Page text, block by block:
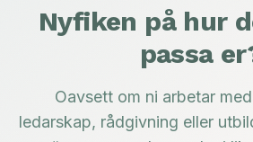
Nyfiken på hur
passa
Oavsett om ni arbetar
ledarskap, rådgivning eller